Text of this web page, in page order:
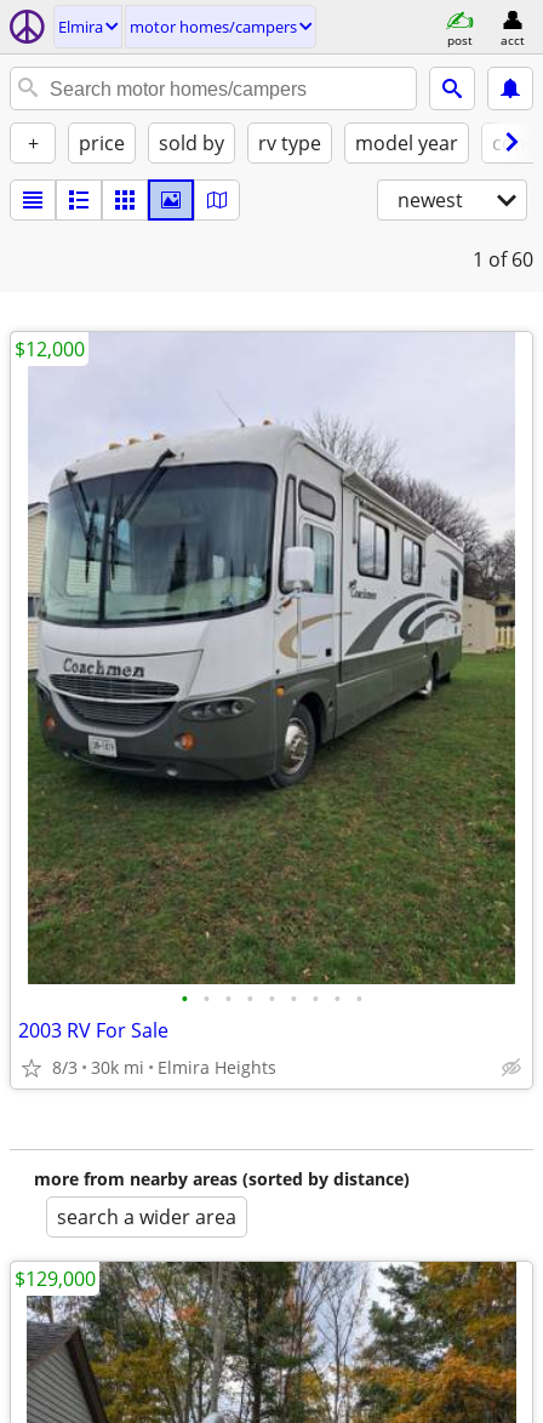
Elmira motor homes/campers
post acct
+ price sold by rv type model year
newest
1 of 60
• • • • • • • • •
2003 RV For Sale
8/3 30k mi Elmira Heights
$12,000
more from nearby areas (sorted by distance)
search a wider area
$129,000